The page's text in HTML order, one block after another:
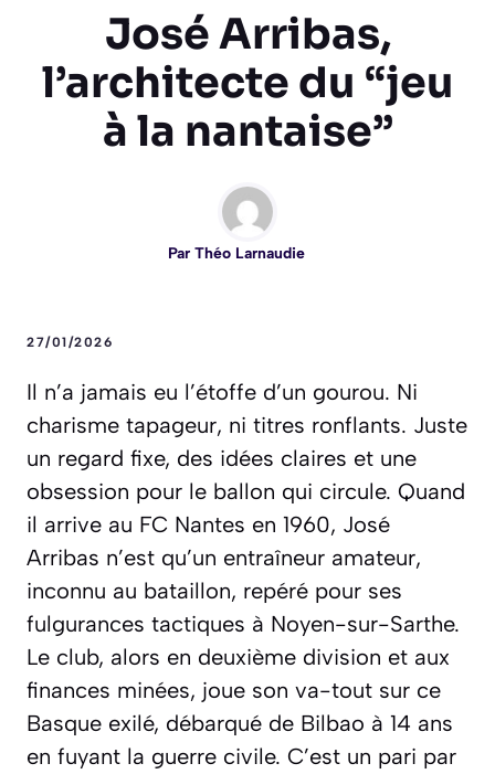
José Arribas,
l’architecte du “jeu
à la nantaise”
Par Théo Larnaudie
27/01/2026
Il n’a jamais eu l’étoffe d’un gourou. Ni
charisme tapageur, ni titres ronflants. Juste
un regard fixe, des idées claires et une
obsession pour le ballon qui circule. Quand
il arrive au FC Nantes en 1960, José
Arribas n’est qu’un entraîneur amateur,
inconnu au bataillon, repéré pour ses
fulgurances tactiques à Noyen-sur-Sarthe.
Le club, alors en deuxième division et aux
finances minées, joue son va-tout sur ce
Basque exilé, débarqué de Bilbao à 14 ans
en fuyant la guerre civile. C’est un pari par